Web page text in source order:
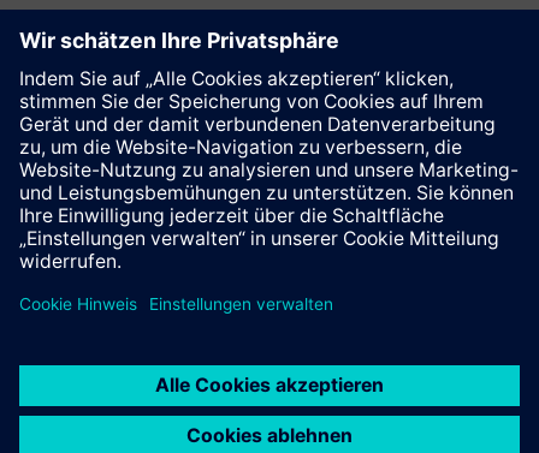
Diese Seite weiterempfehlen
Kontakt
Impressum
Nutzungsbedingungen
Digitales Zertifikat